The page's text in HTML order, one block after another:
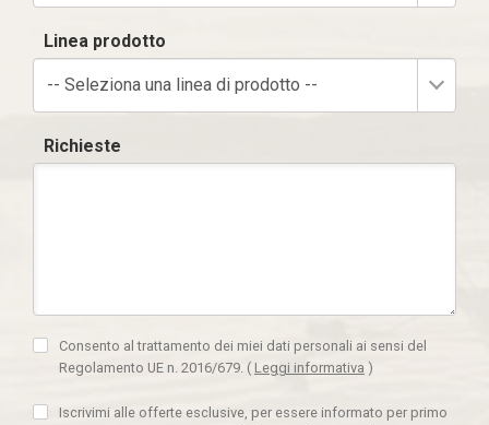
Linea prodotto
-- Seleziona una linea di prodotto --
Richieste
Consento al trattamento dei miei dati personali ai sensi del
Regolamento UE n. 2016/679. ( Leggi informativa )
Iscrivimi alle offerte esclusive, per essere informato per primo